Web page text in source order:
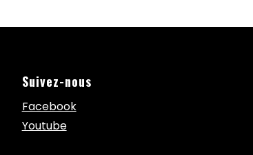
Suivez-nous
Facebook
Youtube